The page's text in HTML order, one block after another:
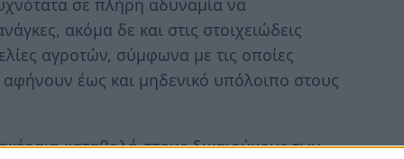
σε πλήρη αδυναμία να
ακόμα δε και στις στοιχειώδεις
αγροτών, σύμφωνα με τις οποίες
έως και μηδενικό υπόλοιπο στους
καταβολή στους δικαιούχους των